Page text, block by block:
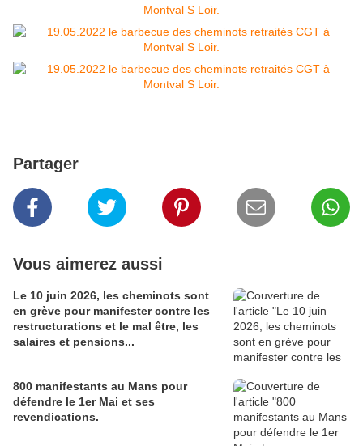
Partager
Vous aimerez aussi
Le 10 juin 2026, les cheminots sont
en grève pour manifester contre les
restructurations et le mal être, les
salaires et pensions...
800 manifestants au Mans pour
défendre le 1er Mai et ses
revendications.